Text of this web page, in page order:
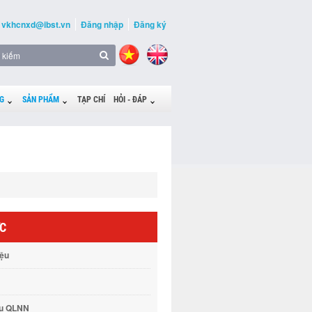
vkhcnxd@ibst.vn Đăng nhập Đăng ký
SẢN PHẨM TẠP CHÍ HỎI - ĐÁP
QLNN